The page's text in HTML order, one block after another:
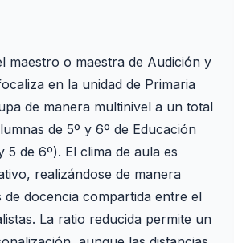
maestro o maestra de Audición y
en la unidad de Primaria
de manera multinivel a un total
de 5º y 6º de Educación
5 de 6º). El clima de aula es
realizándose de manera
de docencia compartida entre el
La ratio reducida permite un